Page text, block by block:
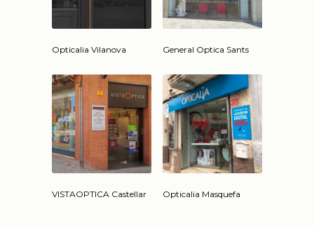
Opticalia Vilanova General Optica Sants
VISTAOPTICA Castellar Opticalia Masquefa